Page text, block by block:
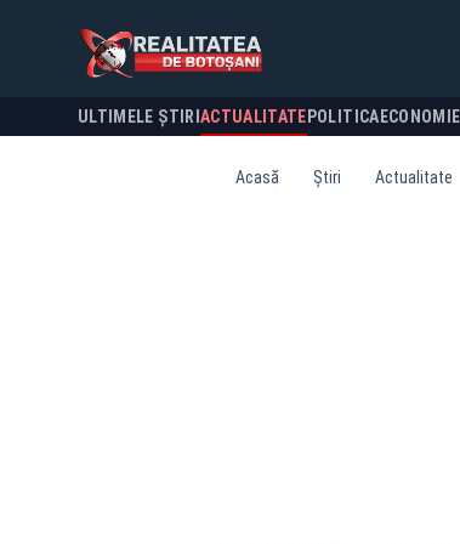
ULTIMELE ȘTIRI ACTUALITATE POLITICA ECONOMIE
Acasă Știri Actualitate